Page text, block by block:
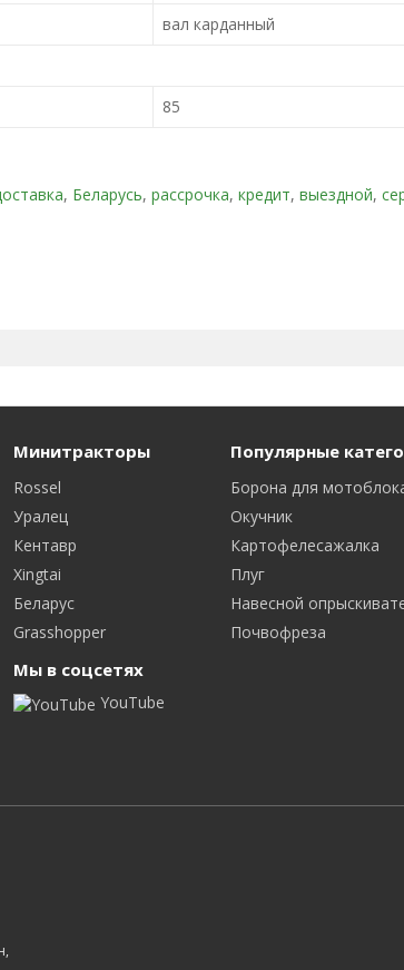
вал карданный
85
, Беларусь, рассрочка, кредит, выездной,
Минитракторы
Rossel
Уралец
Кентавр
Xingtai
Беларус
Grasshopper
Популярные
Борона для
Окучник
Картофелесажалка
Плуг
Навесной
Почвофреза
Мы в соцсетях
YouTube